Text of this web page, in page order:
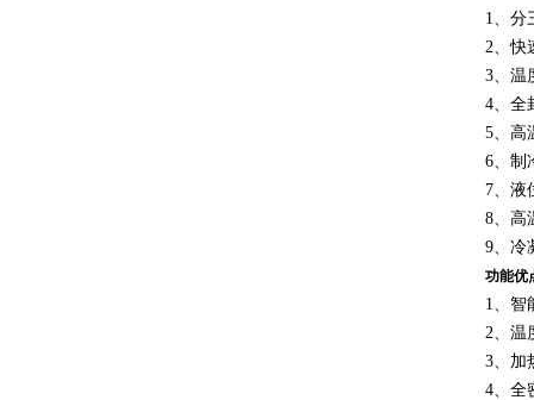
1、分
2、快
3、温
4、全
5、高
6、制
7、液
8、高
9、冷
功能优
1、智
2、温
3、加
4、全